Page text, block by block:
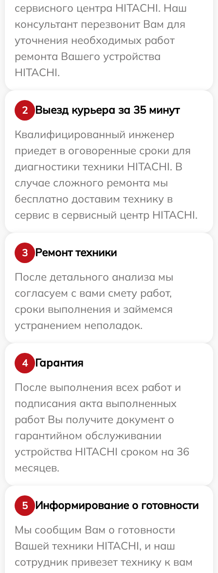
сервисного центра HITACHI. Наш
консультант перезвонит Вам для
уточнения необходимых работ
ремонта Вашего устройства
HITACHI.
2
Выезд курьера за 35 минут
Квалифицированный инженер
приедет в оговоренные сроки для
диагностики техники HITACHI. В
случае сложного ремонта мы
бесплатно доставим технику в
сервис в сервисный центр HITACHI.
3
Ремонт техники
После детального анализа мы
согласуем с вами смету работ,
сроки выполнения и займемся
устранением неполадок.
4
Гарантия
После выполнения всех работ и
подписания акта выполненных
работ Вы получите документ о
гарантийном обслуживании
устройства HITACHI сроком на 36
месяцев.
5
Информирование о готовности
Мы сообщим Вам о готовности
Вашей техники HITACHI, и наш
сотрудник привезет технику к вам